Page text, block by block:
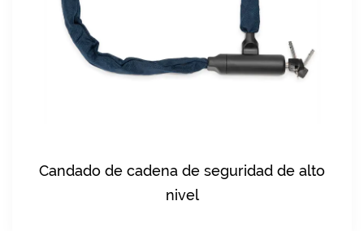
de seguridad de alto
Cerradura de